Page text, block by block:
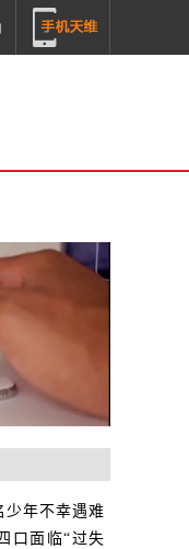
少年不幸遇难
口面临“过失